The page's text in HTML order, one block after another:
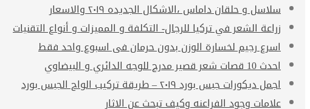
سلاسل و حلقان داماس ،الاشكال الجديده ٢٠١٩ والاسعار
زراعة الشعر في تركيا للرجال- التكلفة و المميزات و أنواع التقنيات
اسرع رجيم لخسارة الوزن بدون حرمان فى اسبوع واحد فقط
احدث 10 قصات شعر قصير مدرج للوجه الدائري و البيضاوي
اجمل ديكورات جبس بورد ٢٠١٩ – طريقة تركيب الواح الجبس بورد
علامات وجود الفراعنه وكيف تبحث عن الاثار